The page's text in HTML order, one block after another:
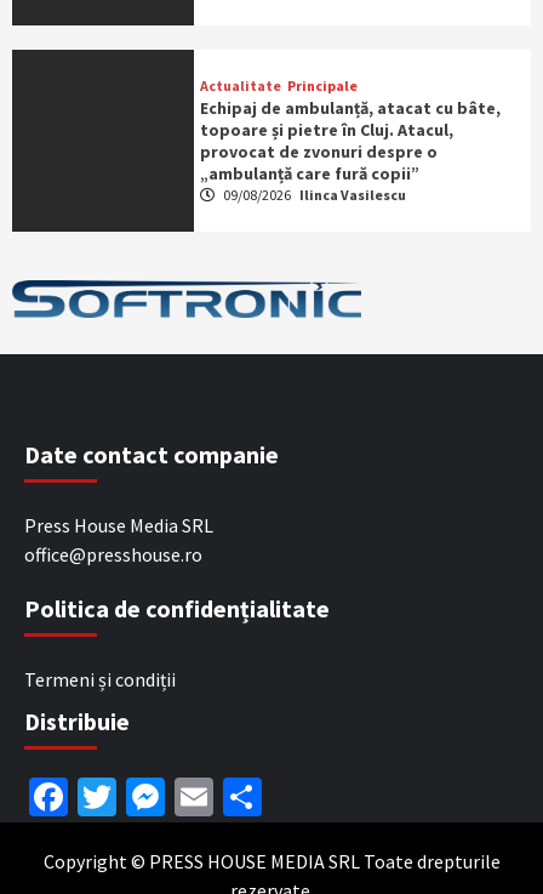
Actualitate Principale
Echipaj de ambulanță, atacat cu bâte,
topoare și pietre în Cluj. Atacul,
provocat de zvonuri despre o
„ambulanță care fură copii”
09/08/2026 Ilinca Vasilescu
Date contact companie
Press House Media SRL
office@presshouse.ro
Politica de confidențialitate
Termeni și condiții
Distribuie
Facebook
Twitter
Messenger
Email
Copyright © PRESS HOUSE MEDIA SRL Toate drepturile